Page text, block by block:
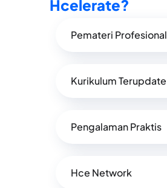
Hcelerate?
Pemateri Profesional
Kurikulum Terupdate
Pengalaman Praktis
Hce Network